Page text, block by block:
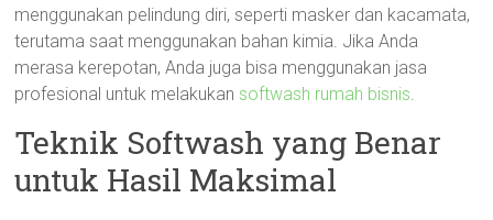
menggunakan pelindung diri, seperti masker dan kacamata,
terutama saat menggunakan bahan kimia. Jika Anda
merasa kerepotan, Anda juga bisa menggunakan jasa
profesional untuk melakukan softwash rumah bisnis.
Teknik Softwash yang Benar
untuk Hasil Maksimal